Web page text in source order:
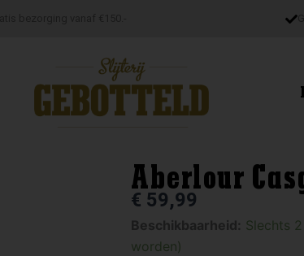
Aberlour
€ 59,99
Beschikbaarheid: Slechts
worden)
Aberlour
Casg